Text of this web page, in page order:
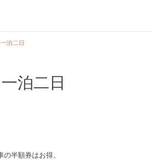
泊二日
泊二日
半額券はお得。